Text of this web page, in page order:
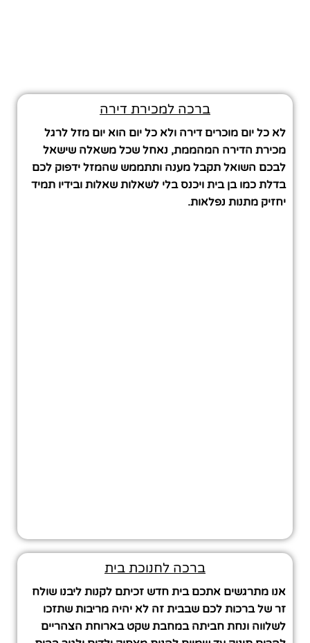
ברכה למכירת דירה
לא כל יום מוכרים דירה ולא כל יום הוא יום מזל לרגל
מכירת הדירה המהממת, נאחל שכל משאלה שישאל
לבכם השואל תקבל מענה ותתממש שהמזל ידפוק לכם
בדלת כמו בן בית ויכנס בלי לשאלות שאלות ובידיו תמיד
יחזיק מתנות נפלאות.
ברכה לחנוכת בית
אנו מתרגשים אתכם בית חדש זכיתם לקנות ליבנו שולח
זר של ברכות לכם שבבית זה לא יהיה מריבות שתזכו
לשלווה ונחת חביתה במחבת שקט בארוחת הצהריים